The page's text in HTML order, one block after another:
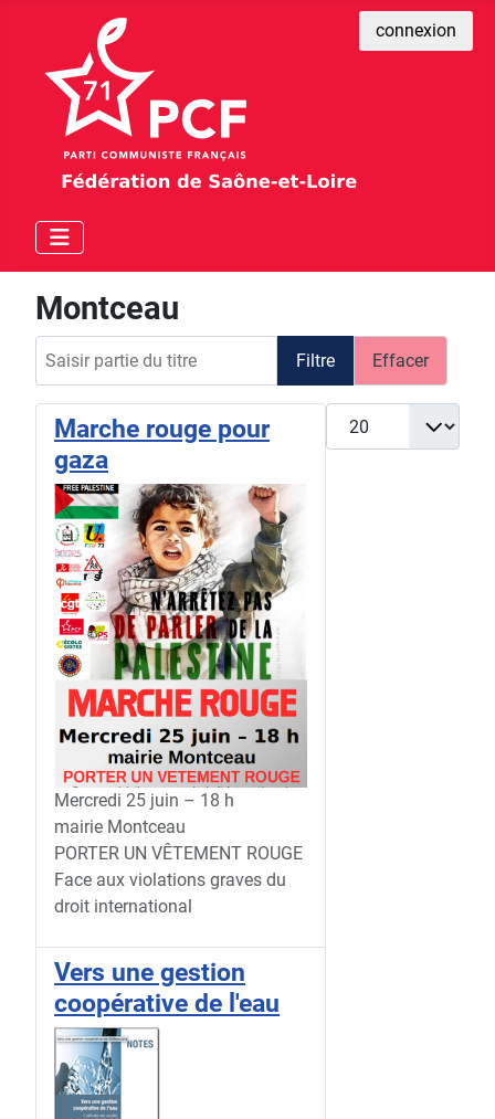
connexion
Montceau
Filtre Effacer
Afficher #
Marche rouge pour
gaza
Mercredi 25 juin – 18 h
mairie Montceau
PORTER UN VÊTEMENT ROUGE
Face aux violations graves du
droit international
Vers une gestion
coopérative de l'eau